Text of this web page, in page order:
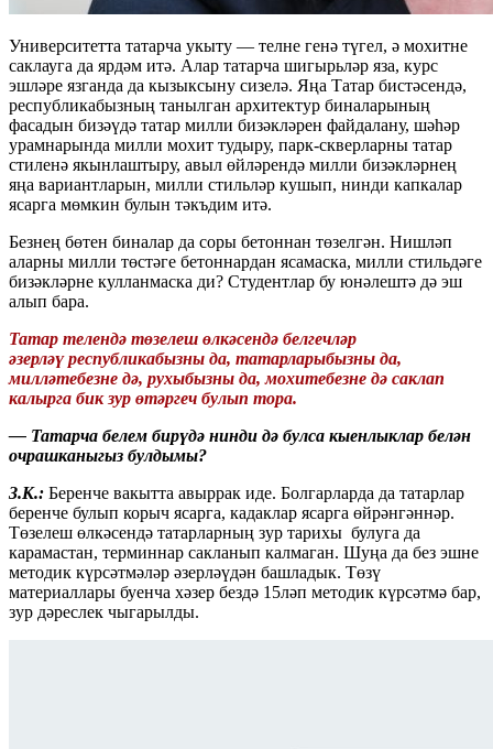
Университетта татарча укыту — телне генә түгел, ә мохитне
саклауга да ярдәм итә. Алар татарча шигырьләр яза, курс
эшләре язганда да кызыксыну сизелә. Яңа Татар бистәсендә,
республикабызның танылган архитектур биналарының
фасадын бизәүдә татар милли бизәкләрен файдалану, шәһәр
урамнарында милли мохит тудыру, парк-скверларны татар
стиленә якынлаштыру, авыл өйләрендә милли бизәкләрнең
яңа вариантларын, милли стильләр кушып, нинди капкалар
ясарга мөмкин булын тәкъдим итә.
Безнең бөтен биналар да соры бетоннан төзелгән. Нишләп
аларны милли төстәге бетоннардан ясамаска, милли стильдәге
бизәкләрне кулланмаска ди? Студентлар бу юнәлештә дә эш
алып бара.
Татар телендә төзелеш өлкәсендә белгечләр
әзерләү республикабызны да, татарларыбызны да,
милләтебезне дә, рухыбызны да, мохитебезне дә саклап
калырга бик зур өтәргеч булып тора.
— Татарча белем бирүдә нинди дә булса кыенлыклар белән
очрашканыгыз булдымы?
З.К.: Беренче вакытта авыррак иде. Болгарларда да татарлар
беренче булып корыч ясарга, кадаклар ясарга өйрәнгәннәр.
Төзелеш өлкәсендә татарларның зур тарихы булуга да
карамастан, терминнар сакланып калмаган. Шуңа да без эшне
методик күрсәтмәләр әзерләүдән башладык. Төзү
материаллары буенча хәзер бездә 15ләп методик күрсәтмә бар,
зур дәреслек чыгарылды.